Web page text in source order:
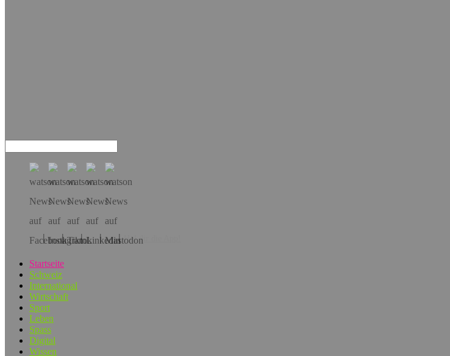
Hol dir die App!
Startseite
Schweiz
International
Wirtschaft
Sport
Leben
Spass
Digital
Wissen